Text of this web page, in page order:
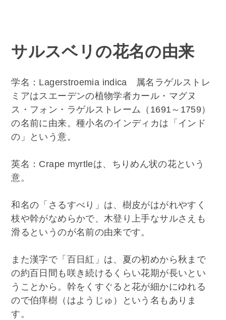
サルスベリの花名の由来
学名：Lagerstroemia indica 属名ラゲルストレ
ミアはスエーデンの植物学者カール・マグヌ
ス・フォン・ラゲルストレーム（1691～1759）
の名前に由来。種小名のインディカは「インド
の」という意。
英名：Crape myrtleは、ちりめん状の花という
意。
和名の「さるすべり」は、樹皮がはがれやすく
枝や幹がなめらかで、木登り上手なサルさえも
滑るというのが名前の由来です。
また漢字で「百日紅」は、夏の初めから秋まで
の約百日間も咲き続けるくらい花期が長いとい
うことから。幹をくすぐると花が細かにゆれる
ので伯痒樹（はようじゅ）という名もありま
す。